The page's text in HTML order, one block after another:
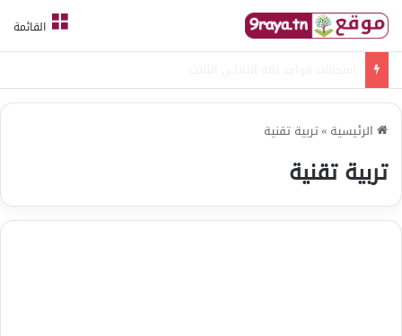
القائمة
الرئيسية »تربية تقنية
تربية تقنية